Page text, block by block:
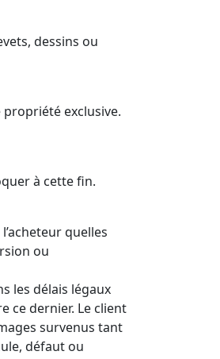
dessins ou
exclusive.
à cette fin.
quelles
ou
les délais légaux
ce dernier. Le client
survenus tant
défaut ou